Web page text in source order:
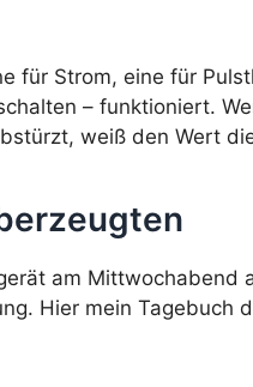
für Strom, eine für
– funktioniert.
weiß den Wert
am Mittwochabend
Hier mein Tagebuch